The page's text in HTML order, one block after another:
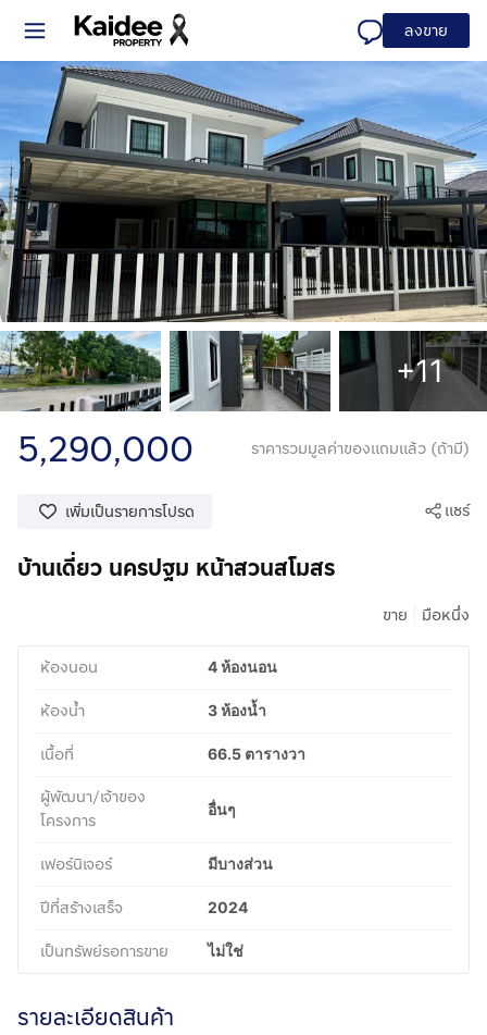
ลงขาย
+11
5,290,000 ราคารวมมูลค่าของแถมแล้ว (ถ้ามี)
เพิ่มเป็นรายการโปรด แชร์
บ้านเดี่ยว นครปฐม หน้าสวนสโมสร
ขาย มือหนึ่ง
ห้องนอน 4 ห้องนอน
ห้องน้ำ 3 ห้องน้ำ
เนื้อที่ 66.5 ตารางวา
ผู้พัฒนา/เจ้าของ
โครงการ
อื่นๆ
เฟอร์นิเจอร์ มีบางส่วน
ปีที่สร้างเสร็จ 2024
เป็นทรัพย์รอการขาย ไม่ใช่
รายละเอียดสินค้า